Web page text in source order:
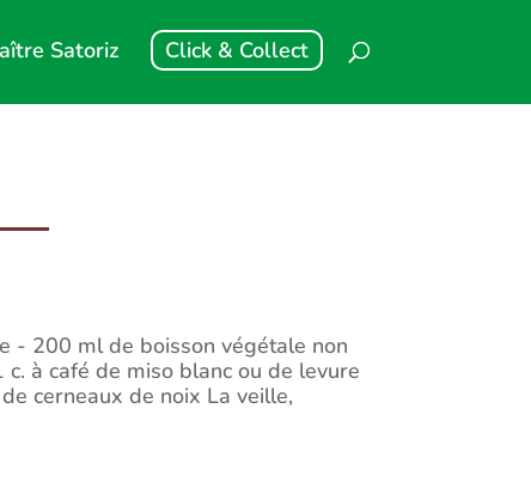
Satoriz Click & Collect
- 200 ml de boisson végétale non
à café de miso blanc ou de levure
cerneaux de noix La veille,